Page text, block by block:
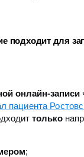
подходит для
онлайн-записи
пациента
только
;